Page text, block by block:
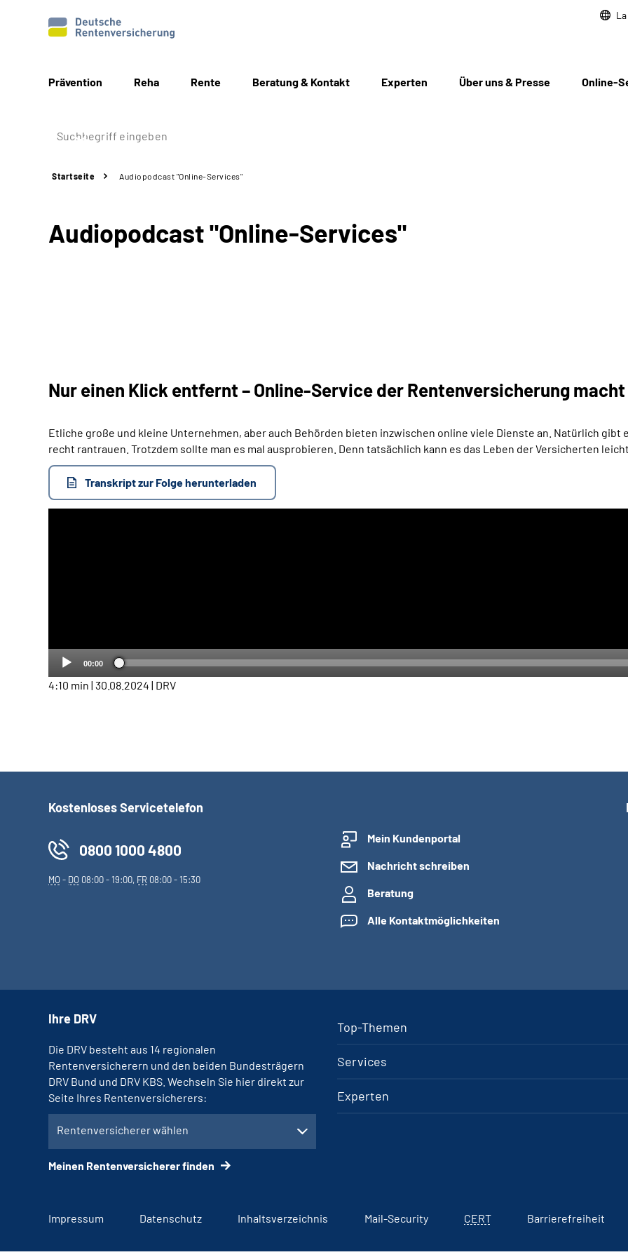
Prävention Reha Rente Beratung & Kontakt Experten Über uns & Presse Online-
Startseite Audiopodcast "Online-Services"
Audiopodcast "Online-Services"
Nur einen Klick entfernt – Online-Service der Rentenversicherung
Etliche große und kleine Unternehmen, aber auch Behörden bieten inzwischen online viele Dienste an. Natürlich gibt
recht rantrauen. Trotzdem sollte man es mal ausprobieren. Denn tatsächlich kann es das Leben der Versicherten
Transkript zur Folge herunterladen
00:00
4:10 min | 30.08.2024 | DRV
Kostenloses Servicetelefon
0800 1000 4800
MO- DO 08:00 - 19:00, FR 08:00 - 15:30
Mein Kundenportal
Nachricht schreiben
Beratung
Alle Kontaktmöglichkeiten
Top-Themen
Services
Experten
Ihre DRV
Die DRV besteht aus 14 regionalen
Rentenversicherern und den beiden Bundesträgern
DRV Bund und DRV KBS. Wechseln Sie hier direkt zur
Seite Ihres Rentenversicherers:
Rentenversicherer wählen
Meinen Rentenversicherer finden
Impressum Datenschutz Inhaltsverzeichnis Mail-Security CERT Barrierefreiheit